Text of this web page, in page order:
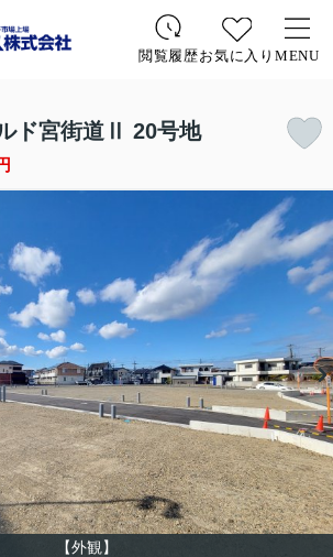
閲覧履歴お気に入り MENU
ド宮街道Ⅱ 20号地
【外観】